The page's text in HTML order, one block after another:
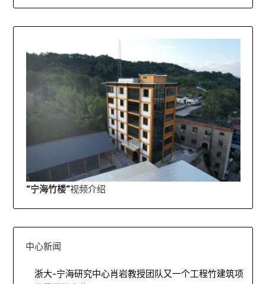
“宁海竹楼”视频介绍
中心新闻
浙大-宁海研究中心肖岩教授团队又一个工程竹建筑项